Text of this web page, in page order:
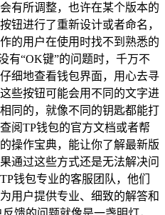
有所调整，也许在某个版本的
钮进行了重新设计或者命名，
的用户在使用时找不到熟悉的
有“OK键”的问题时，千万不
细地查看钱包界面，用心去寻
些按钮可能会用不同的文字进
同的，就像不同的钥匙都能打
阅TP钱包的官方文档或者帮
操作宝典，能让你了解最新版
通过这些方式还是无法解决问
钱包专业的客服团队，他们
用户提供专业、细致的解答和